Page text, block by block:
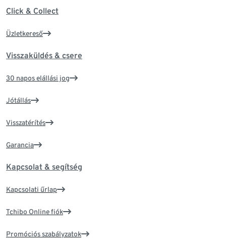
Click & Collect
Üzletkereső
Visszaküldés & csere
30 napos elállási jog
Jótállás
Visszatérítés
Garancia
Kapcsolat & segítség
Kapcsolati űrlap
Tchibo Online fiók
Promóciós szabályzatok